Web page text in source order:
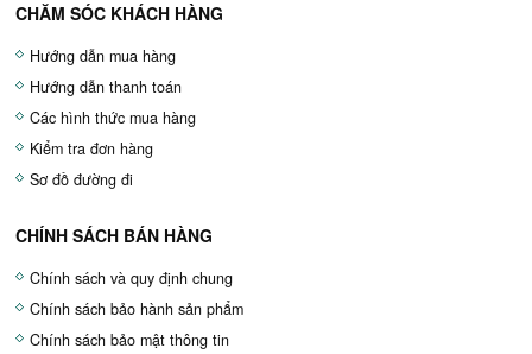
CHĂM SÓC KHÁCH HÀNG
Hướng dẫn mua hàng
Hướng dẫn thanh toán
Các hình thức mua hàng
Kiểm tra đơn hàng
Sơ đồ đường đi
CHÍNH SÁCH BÁN HÀNG
Chính sách và quy định chung
Chính sách bảo hành sản phẩm
Chính sách bảo mật thông tin